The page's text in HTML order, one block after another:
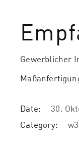
Gewerblicher
Date:
30.
Category: